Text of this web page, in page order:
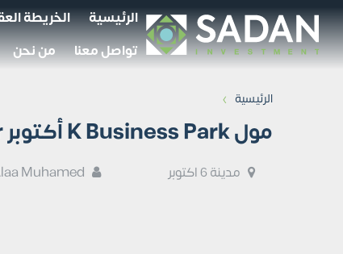
الرئيسية الخريطة
تواصل معنا
من نحن
الرئيسية ›
مول K Business Park أكتوبر Mall K Business Park October
مدينة 6 اكتوبر